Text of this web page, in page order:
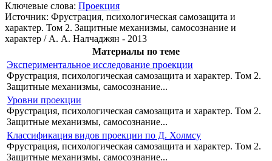
Ключевые слова: Проекция
Источник: Фрустрация, психологическая самозащита и
характер. Том 2. Защитные механизмы, самосознание и
характер / А. А. Налчаджян - 2013
Материалы по теме
Экспериментальное исследование проекции
Фрустрация, психологическая самозащита и характер. Том 2.
Защитные механизмы, самосознание...
Уровни проекции
Фрустрация, психологическая самозащита и характер. Том 2.
Защитные механизмы, самосознание...
Классификация видов проекции по Д. Холмсу
Фрустрация, психологическая самозащита и характер. Том 2.
Защитные механизмы, самосознание...